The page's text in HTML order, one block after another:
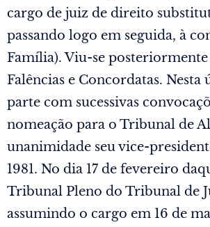
cargo de juiz de direito
passando logo em seguida, à
Família). Viu-se posteriormente
Falências e Concordatas.
parte com sucessivas
nomeação para o Tribunal de
unanimidade seu vice-
1981. No dia 17 de fevereiro
Tribunal Pleno do Tribunal de
assumindo o cargo em 16 de